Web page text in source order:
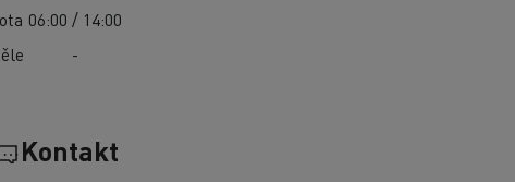
06:00 / 14:00
-
Kontakt